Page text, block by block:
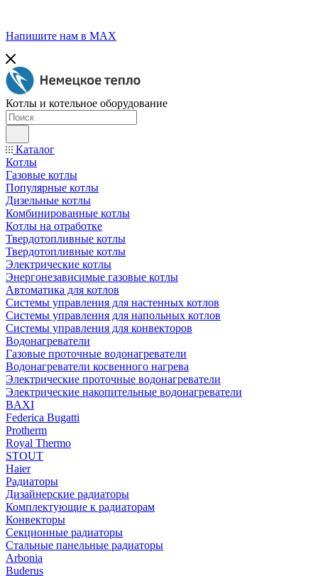
Напишите нам в МАХ
Котлы и котельное оборудование
Каталог
Котлы
Газовые котлы
Популярные котлы
Дизельные котлы
Комбинированные котлы
Котлы на отработке
Твердотопливные котлы
Твердотопливные котлы
Электрические котлы
Энергонезависимые газовые котлы
Автоматика для котлов
Системы управления для настенных котлов
Системы управления для напольных котлов
Системы управления для конвекторов
Водонагреватели
Газовые проточные водонагреватели
Водонагреватели косвенного нагрева
Электрические проточные водонагреватели
Электрические накопительные водонагреватели
BAXI
Federica Bugatti
Protherm
Royal Thermo
STOUT
Haier
Радиаторы
Дизайнерские радиаторы
Комплектующие к радиаторам
Конвекторы
Секционные радиаторы
Стальные панельные радиаторы
Arbonia
Buderus